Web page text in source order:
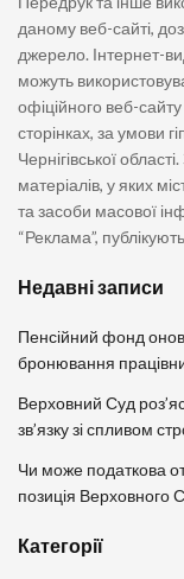
даному веб-сайті,
джерело. Інтернет-
можуть
офіційного веб-
сторінках, за умови
Чернігівської
матеріалів, у яких
та засоби масової
“Реклама”,
Недавні записи
Пенсійний фонд
бронювання
Верховний Суд
зв’язку зі спливом
Чи може податкова
позиція Верховного
Категорії